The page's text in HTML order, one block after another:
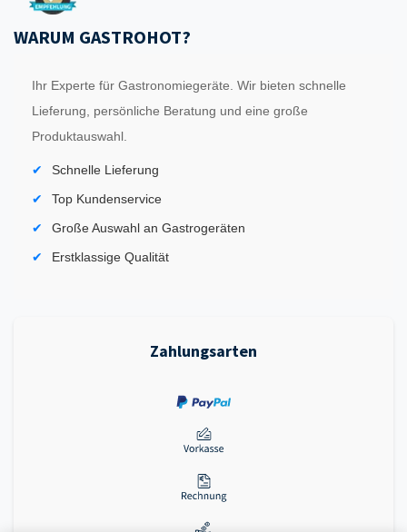
WARUM GASTROHOT?
Ihr Experte für Gastronomiegeräte. Wir bieten schnelle
Lieferung, persönliche Beratung und eine große
Produktauswahl.
Schnelle Lieferung
Top Kundenservice
Große Auswahl an Gastrogeräten
Erstklassige Qualität
Zahlungsarten